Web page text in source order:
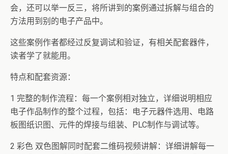
会，还可以举一反三，将所讲到的案例通过拆解与组合的
方法用到别的电子产品中。
这些案例作者都经过反复调试和验证，有相关配套器件，
读者学了就能用。
特点和配套资源：
1 完整的制作流程：每一个案例相对独立，详细说明相应
电子作品制作的整个过程，包括：电子元器件选用、电路
板图纸识图、元件的焊接与组装、PLC制作与调试等。
2 彩色 双色图解同时配套二维码视频讲解：详细讲解每一